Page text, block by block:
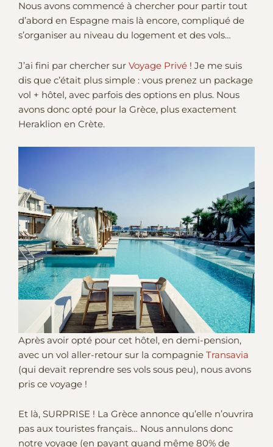
Nous avons commencé à chercher pour partir tout
d’abord en Espagne mais là encore, compliqué de
s’organiser au niveau du logement et des vols…
J’ai fini par chercher sur Voyage Privé ! Je me suis
dis que c’était plus simple : vous prenez un package
vol + hôtel, avec parfois des options en plus. Nous
avons donc opté pour la Grèce, plus exactement
Heraklion en Crète.
Après avoir opté pour cet hôtel, en demi-pension,
avec un vol aller-retour sur la compagnie Transavia
(qui devait reprendre ses vols sous peu), nous avons
pris ce voyage !
Et là, SURPRISE ! La Grèce annonce qu’elle n’ouvrira
pas aux touristes français… Nous annulons donc
notre voyage (en payant quand même 80% de